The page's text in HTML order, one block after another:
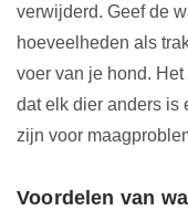
verwijderd. Geef de
hoeveelheden als
voer van je hond.
dat elk dier anders is
zijn voor
Voordelen van